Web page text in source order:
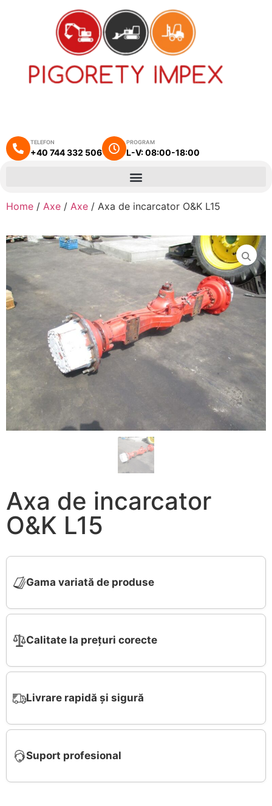
TELEFON
+40 744 332 506
PROGRAM
L-V: 08:00-18:00
Home / Axe / Axe / Axa de incarcator O&K L15
Axa de incarcator
O&K L15
Gama variată de produse
Calitate la prețuri corecte
Livrare rapidă și sigură
Suport profesional